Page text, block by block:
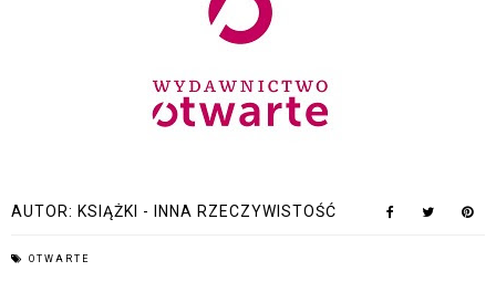
AUTOR: KSIĄŻKI - INNA RZECZYWISTOŚĆ
OTWARTE